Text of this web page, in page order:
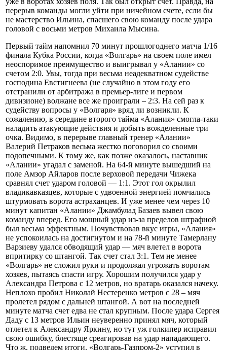
перерыв команды могли уйти при ничейном счете, если бы
не мастерство Ильина, спасшего свою команду после удара
головой с восьми метров Михаила Мысина.
Первый тайм напомнил 70 минут прошлогоднего матча 1/16
финала Кубка России, когда «Волгарь» на своем поле имел
неоспоримое преимущество и выигрывал у «Алании» со
счетом 2:0. Увы, тогда при весьма неадекватном судействе
господина Евстигнеева (не случайно в этом году его
отстранили от арбитража в премьер-лиге и первом
дивизионе) волжане все же проиграли – 2:3. На сей раз к
судейству вопросы у «Волгаря» вряд ли возникли. К
сожалению, в середине второго тайма «Алания» смогла-таки
наладить атакующие действия и добыть вожделенные три
очка. Видимо, в перерыве главный тренер «Алании»
Валерий Петраков весьма жестко поговорил со своими
подопечными. К тому же, как позже оказалось, наставник
«Алании» угадал с заменой. На 64-й минуте вышедший на
поле Амзор Айларов после верховой передачи Чижека
сравнял счет ударом головой — 1:1. Этот гол окрылил
владикавказцев, которые с удвоенной энергией помчались
штурмовать ворота астраханцев. И уже менее чем через 10
минут капитан «Алании» Джамбулад Базаев вывел свою
команду вперед. Его мощный удар из-за пределов штрафной
был весьма эффектным. Почувствовав вкус игры, «Алания»
не успокоилась на достигнутом и на 78-й минуте Тамерлану
Варзиеву удался обводящий удар — мяч влетел в ворота
впритирку со штангой. Так счет стал 3:1. Тем не менее
«Волгарь» не сложил руки и продолжал угрожать воротам
хозяев, пытаясь спасти игру. Хорошим получился удар у
Александра Петрова с 12 метров, но вратарь оказался начеку.
Неплохо пробил Николай Нестеренко метров с 28 – мяч
пролетел рядом с дальней штангой. А вот на последней
минуте матча счет едва не стал крупным. После удара Сергея
Даду с 13 метров Ильин неуверенно принял мяч, который
отлетел к Александру Яркину, но тут уж голкипер исправил
свою ошибку, блестяще среагировав на удар нападающего.
Что ж, подведем итоги. «Волгарь-Газпром-2» уступил в